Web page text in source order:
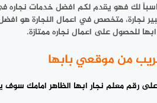
الذي تجده مناسباً لك فهو يقدم لكم افضل
نجارة، متخصص في اعمال النجارة هو
للحصول على اعمال نجاره ممتازة.
من موقعي بابها
علىرقم معلم نجارابها الظاهر امامك سوف